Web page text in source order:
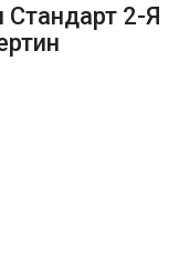
2-Я